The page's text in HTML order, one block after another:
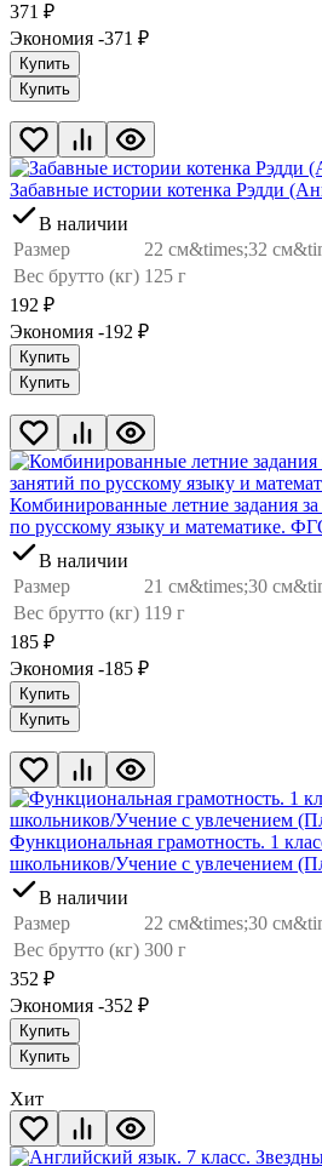
371 ₽
Экономия -371 ₽
Купить
Купить
Забавные истории котенка Рэдди
В наличии
Размер
22 см&times;32
Вес брутто (кг) 125 г
192 ₽
Экономия -192 ₽
Купить
Купить
Комбинированные летние задания за
по русскому языку и математике.
В наличии
Размер
21 см&times;30
Вес брутто (кг) 119 г
185 ₽
Экономия -185 ₽
Купить
Купить
Функциональная грамотность. 1
школьников/Учение с увлечением
В наличии
Размер
22 см&times;30
Вес брутто (кг) 300 г
352 ₽
Экономия -352 ₽
Купить
Купить
Хит